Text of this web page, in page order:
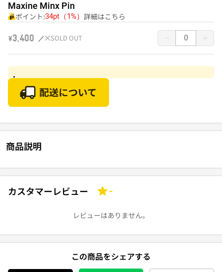
Maxine Minx Pin
ポイント:34pt（1%） 詳細はこちら
￥3,400 SOLD OUT
商品説明
カスタマーレビュー -
レビューはありません。
この商品をシェアする